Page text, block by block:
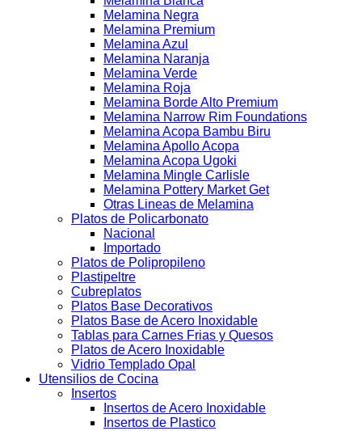
Melamina Negra
Melamina Premium
Melamina Azul
Melamina Naranja
Melamina Verde
Melamina Roja
Melamina Borde Alto Premium
Melamina Narrow Rim Foundations
Melamina Acopa Bambu Biru
Melamina Apollo Acopa
Melamina Acopa Ugoki
Melamina Mingle Carlisle
Melamina Pottery Market Get
Otras Lineas de Melamina
Platos de Policarbonato
Nacional
Importado
Platos de Polipropileno
Plastipeltre
Cubreplatos
Platos Base Decorativos
Platos Base de Acero Inoxidable
Tablas para Carnes Frias y Quesos
Platos de Acero Inoxidable
Vidrio Templado Opal
Utensilios de Cocina
Insertos
Insertos de Acero Inoxidable
Insertos de Plastico